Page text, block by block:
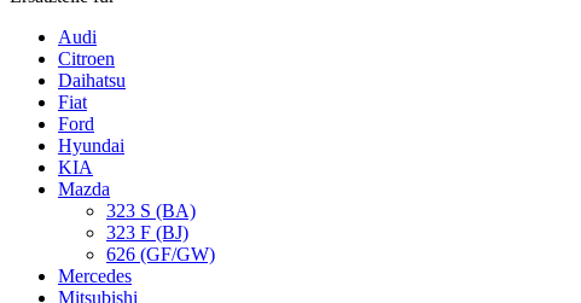
Audi
Citroen
Daihatsu
Fiat
Ford
Hyundai
KIA
Mazda
323 S (BA)
323 F (BJ)
626 (GF/GW)
Mercedes
Mitsubishi